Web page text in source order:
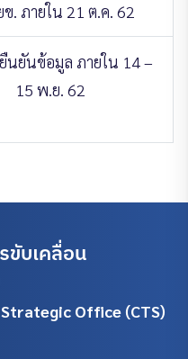
. ภายใน 21 ต.ค. 62
นยันข้อมูล ภายใน 14 –
15 พ.ย. 62
ขับเคลื่อน
Office (CTS)